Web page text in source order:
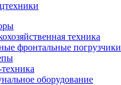
техника
фронтальные погрузчики
оборудование